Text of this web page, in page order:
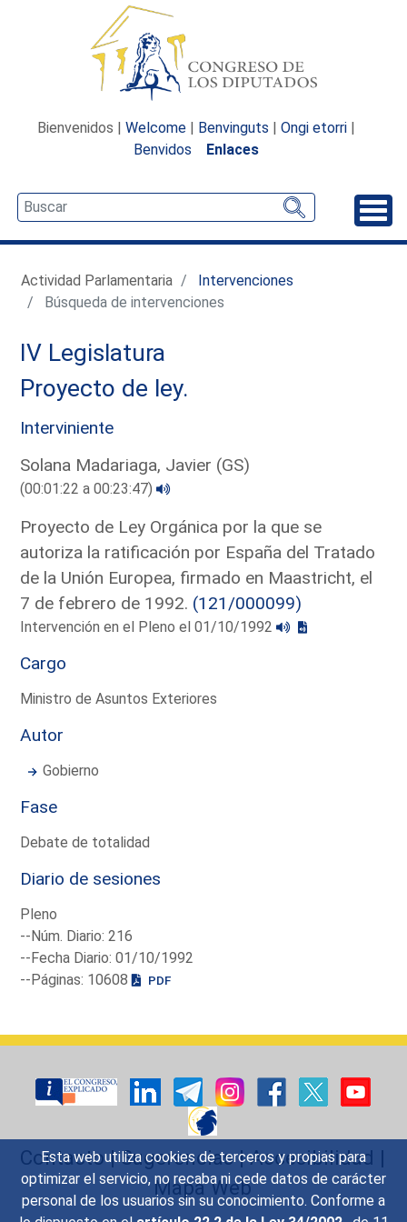
Esta web utiliza cookies de terceros y propias para
optimizar el servicio, no recaba ni cede datos de carácter
personal de los usuarios sin su conocimiento. Conforme a
Bienvenidos | Welcome | Benvinguts | Ongi etorri |
Benvidos
Enlaces
Actividad Parlamentaria
Intervenciones
Búsqueda de intervenciones
IV Legislatura
Proyecto de ley.
Interviniente
Solana Madariaga, Javier (GS)
(00:01:22 a 00:23:47)
Proyecto de Ley Orgánica por la que se
autoriza la ratificación por España del Tratado
de la Unión Europea, firmado en Maastricht, el
7 de febrero de 1992. (121/000099)
Intervención en el Pleno el 01/10/1992
Cargo
Ministro de Asuntos Exteriores
Autor
Gobierno
Fase
Debate de totalidad
Diario de sesiones
Pleno
--Núm. Diario: 216
--Fecha Diario: 01/10/1992
--Páginas: 10608
PDF
Contacto|Sugerencias|Accesibilidad |
Mapa Web